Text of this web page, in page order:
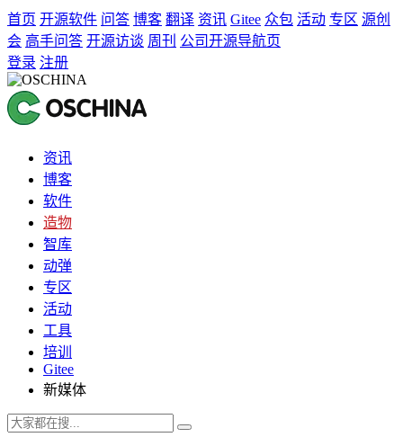
首页 开源软件 问答 博客 翻译 资讯 Gitee 众包 活动 专区 源创
会 高手问答 开源访谈 周刊 公司开源导航页
登录 注册
资讯
博客
软件
造物
智库
动弹
专区
活动
工具
培训
Gitee
新媒体